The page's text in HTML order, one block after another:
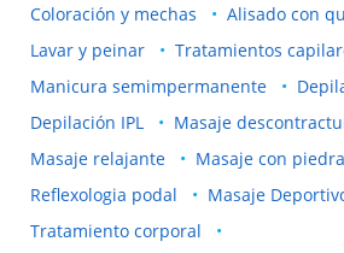
Coloración y mechas
Alisado con
Lavar y peinar
Tratamientos
Manicura semimpermanente
Depilación IPL
Masaje
Masaje relajante
Masaje con
Reflexologia podal
Masaje
Tratamiento corporal